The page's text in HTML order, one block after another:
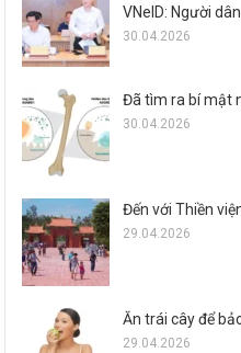
VNeID: Người
30.04.2026
Đã tìm ra bí mật
30.04.2026
Đến với Thiền
29.04.2026
Ăn trái cây để
29.04.2026